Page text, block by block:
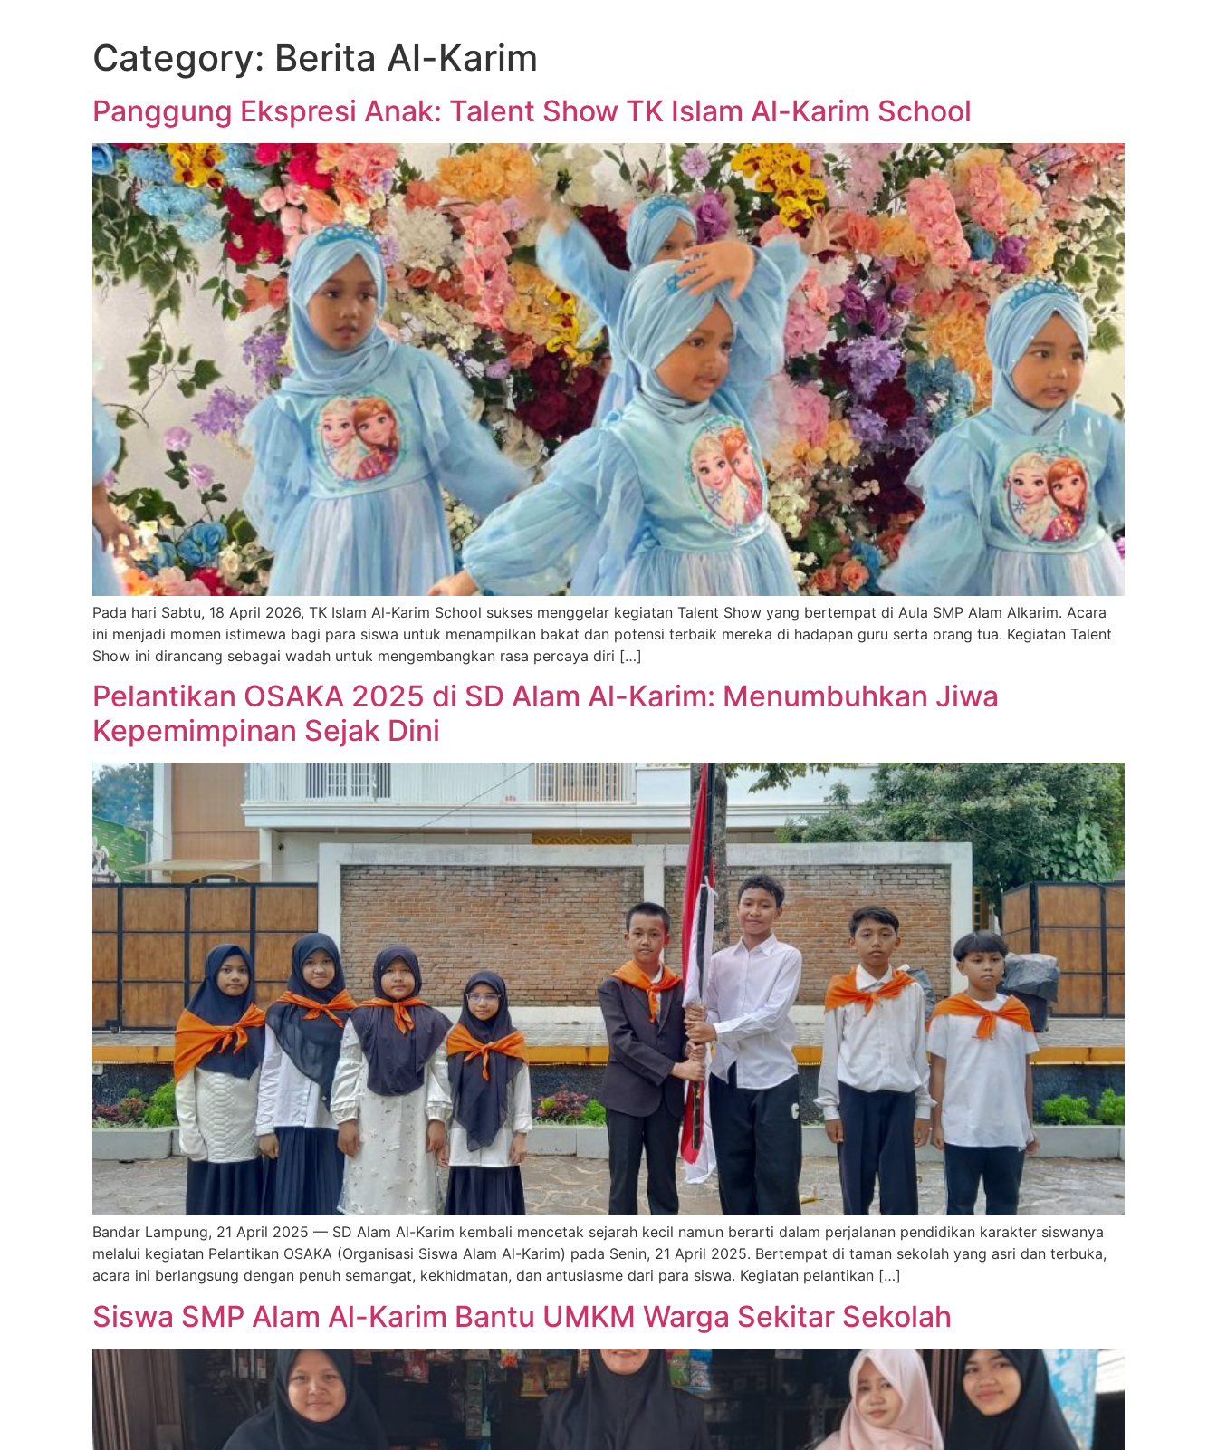
Category: Berita Al-Karim
Panggung Ekspresi Anak: Talent Show TK Islam Al-Karim School
Pada hari Sabtu, 18 April 2026, TK Islam Al-Karim School sukses menggelar kegiatan Talent Show yang bertempat di Aula SMP Alam Alkarim. Acara
ini menjadi momen istimewa bagi para siswa untuk menampilkan bakat dan potensi terbaik mereka di hadapan guru serta orang tua. Kegiatan Talent
Show ini dirancang sebagai wadah untuk mengembangkan rasa percaya diri […]
Pelantikan OSAKA 2025 di SD Alam Al-Karim: Menumbuhkan Jiwa
Kepemimpinan Sejak Dini
Bandar Lampung, 21 April 2025 — SD Alam Al-Karim kembali mencetak sejarah kecil namun berarti dalam perjalanan pendidikan karakter siswanya
melalui kegiatan Pelantikan OSAKA (Organisasi Siswa Alam Al-Karim) pada Senin, 21 April 2025. Bertempat di taman sekolah yang asri dan terbuka,
acara ini berlangsung dengan penuh semangat, kekhidmatan, dan antusiasme dari para siswa. Kegiatan pelantikan […]
Siswa SMP Alam Al-Karim Bantu UMKM Warga Sekitar Sekolah